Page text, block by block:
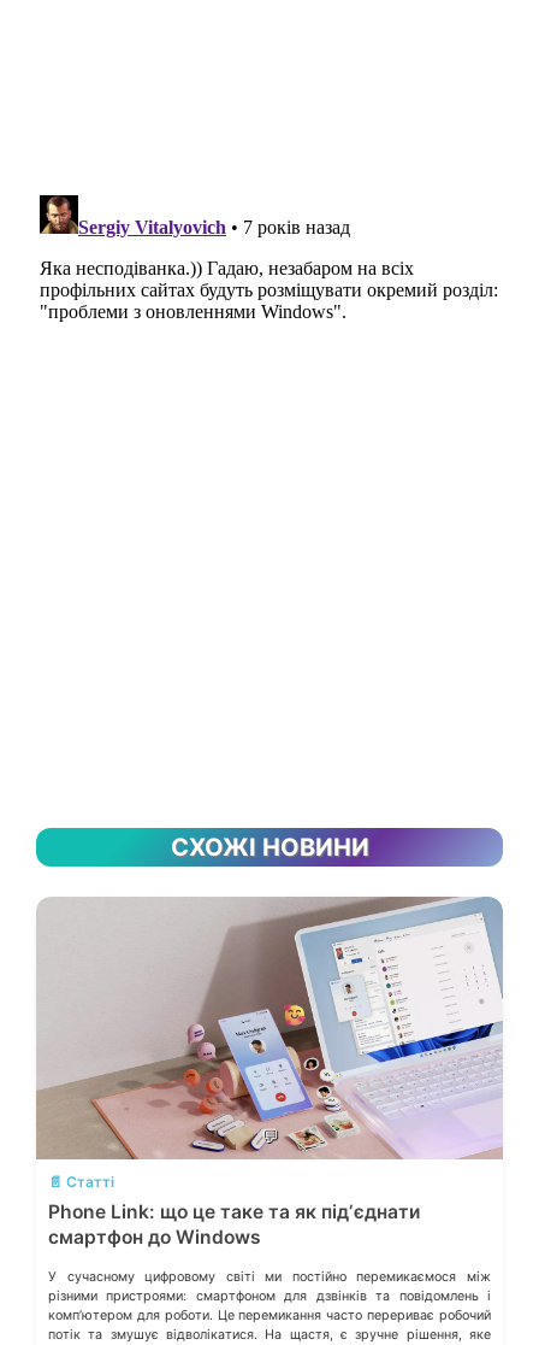
СХОЖІ НОВИНИ
💬
📄 Статті
Phone Link: що це таке та як підʼєднати
смартфон до Windows
У сучасному цифровому світі ми постійно перемикаємося між
різними пристроями: смартфоном для дзвінків та повідомлень і
компʼютером для роботи. Це перемикання часто перериває робочий
потік та змушує відволікатися. На щастя, є зручне рішення, яке